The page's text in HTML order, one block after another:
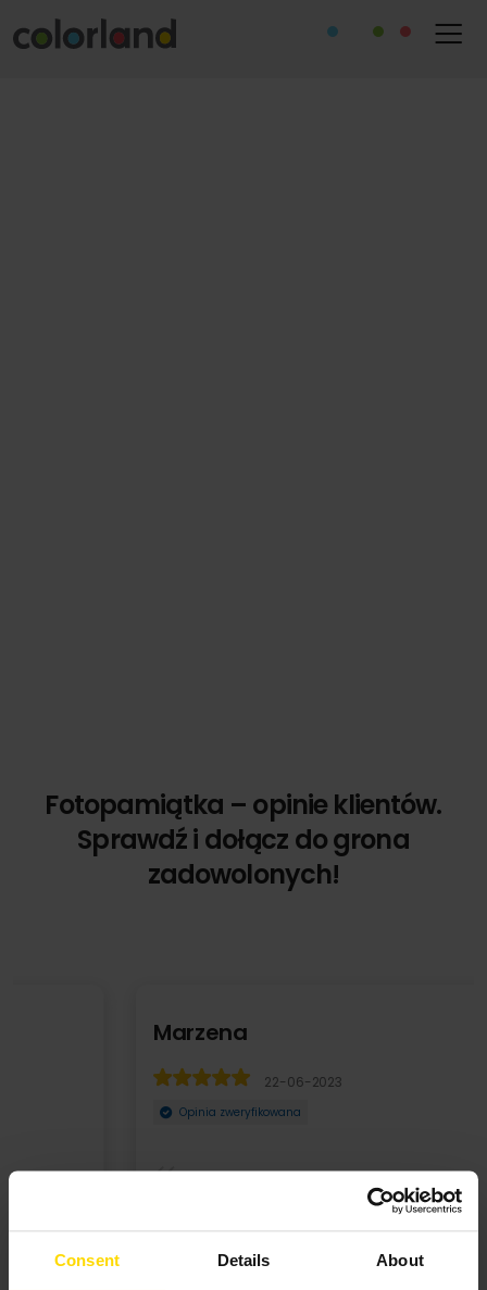
Consent Details About
Fotopamiątka – opinie klientów.
Sprawdź i dołącz do grona
zadowolonych!
22-06-2023
Opinia zweryfikowana